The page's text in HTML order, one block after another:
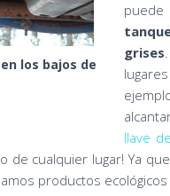
los bajos de
grises
llave
de cualquier lugar! Ya
productos